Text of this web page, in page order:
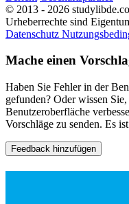
© 2013 - 2026
Urheberrechte sind
Datenschutz
Mache einen
Haben Sie Fehler in der
gefunden? Oder wissen
Benutzeroberfläche
Vorschläge zu senden. Es
Feedback hinzufügen